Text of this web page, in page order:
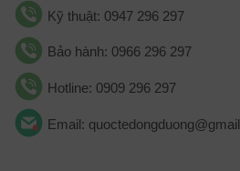
Kỹ thuật: 0947 296 297
Bảo hành: 0966 296 297
Hotline: 0909 296 297
Email: